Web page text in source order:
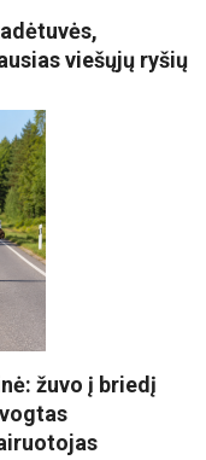
viešųjų ryšių
žuvo į briedį